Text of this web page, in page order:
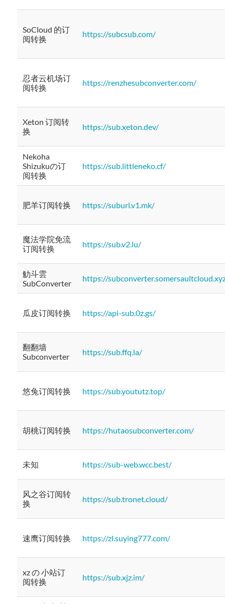
SoCloud 的订
阅转换
https://subcsub.com/
忍者云机场订
阅转换
https://renzhesubconverter.com/
Xeton 订阅转
换
https://sub.xeton.dev/
Nekoha
Shizukuの订
阅转换
https://sub.littleneko.cf/
肥羊订阅转换 https://suburl.v1.mk/
魔法学院免流
订阅转换
https://sub.v2.lu/
觔斗雲
SubConverter
https://
瓜皮订阅转换 https://api-sub.0z.gs/
翻翻墙
Subconverter
https://sub.ffq.la/
悠兔订阅转换 https://sub.yoututz.top/
胡桃订阅转换 https://hutaosubconverter.com/
未知 https://sub-web.wcc.best/
风之谷订阅转
换
https://sub.tronet.cloud/
速鹰订阅转换 https://zl.suying777.com/
xz の 小站订
阅转换
https://sub.xjz.im/